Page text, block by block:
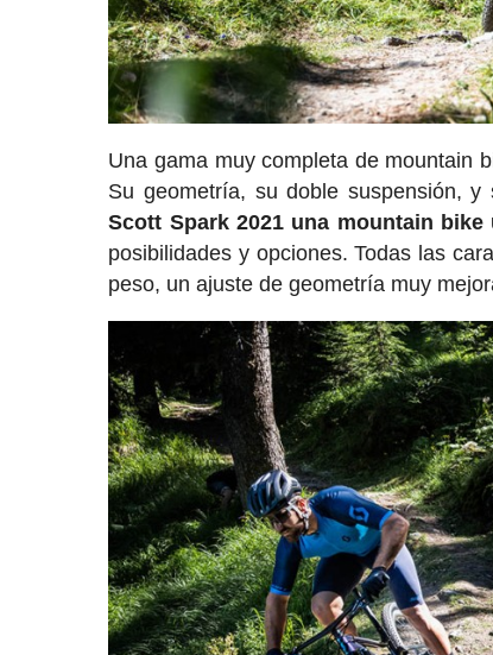
Una gama muy completa de mountain
Su geometría, su doble suspensión,
Scott Spark 2021 una mountain bike
posibilidades y opciones. Todas las
peso, un ajuste de geometría muy